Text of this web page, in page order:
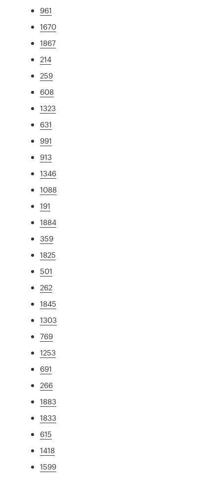
961
1670
1867
214
259
608
1323
631
991
913
1346
1088
191
1884
359
1825
501
262
1845
1303
769
1253
691
266
1883
1833
615
1418
1599